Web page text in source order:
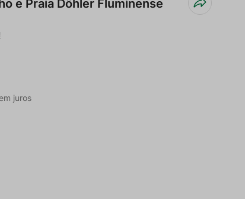
e Praia Döhler Fluminense
juros